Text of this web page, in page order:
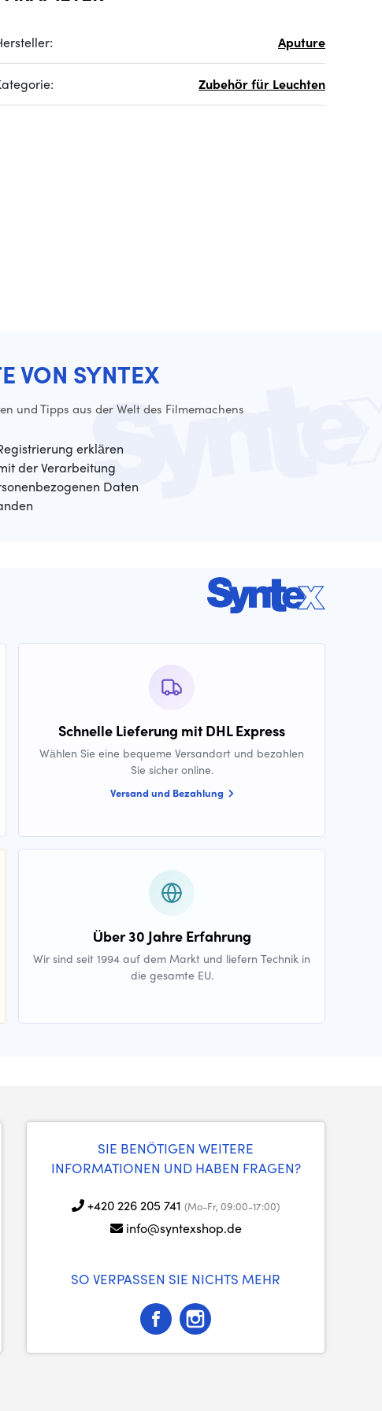
Aputure
Zubehör für Leuchten
VON SYNTEX
und Tipps aus der Welt des Filmemachens
erklären
der Verarbeitung
Daten
Schnelle Lieferung mit DHL Express
Wählen Sie eine bequeme Versandart und bezahlen
Sie sicher online.
Versand und Bezahlung
Über 30 Jahre Erfahrung
Wir sind seit 1994 auf dem Markt und liefern Technik in
die gesamte EU.
SIE BENÖTIGEN WEITERE
INFORMATIONEN UND HABEN FRAGEN?
+420 226 205 741 (Mo-Fr, 09:00-17:00)
info@syntexshop.de
SO VERPASSEN SIE NICHTS MEHR